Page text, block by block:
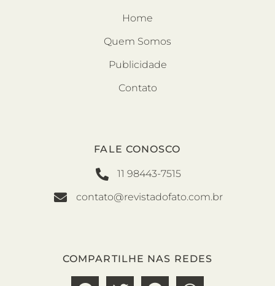
Home
Quem Somos
Publicidade
Contato
FALE CONOSCO
11 98443-7515
contato@revistadofato.com.br
COMPARTILHE NAS REDES